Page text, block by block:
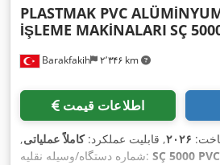
Barakfakih ۲٬۳۴۶ km
PLASTMAK PVC
İŞLEME MAKİNALARI SÇ
اطلاعات قیمت
۲۰۲۶, قابلیت عملکرد:کاملاً عملیاتی,
شماره دستگاه/وسیله نقلیه: SÇ 5000